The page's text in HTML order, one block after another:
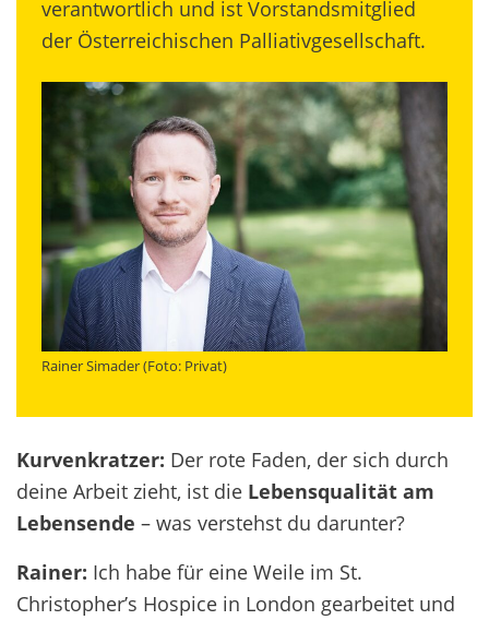
verantwortlich und ist Vorstandsmitglied
der Österreichischen Palliativgesellschaft.
Rainer Simader (Foto: Privat)
Kurvenkratzer: Der rote Faden, der sich durch
deine Arbeit zieht, ist die Lebensqualität am
Lebensende – was verstehst du darunter?
Rainer: Ich habe für eine Weile im St.
Christopher’s Hospice in London gearbeitet und